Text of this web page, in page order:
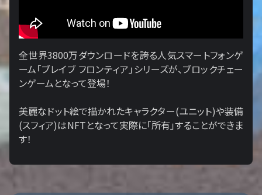
全世界3800万ダウンロードを誇る人気スマートフォンゲ
ーム「ブレイブ フロンティア」シリーズが、ブロックチェー
ンゲームとなって登場！
美麗なドット絵で描かれたキャラクター(ユニット)や装備
(スフィア)はNFTとなって実際に「所有」することができま
す！